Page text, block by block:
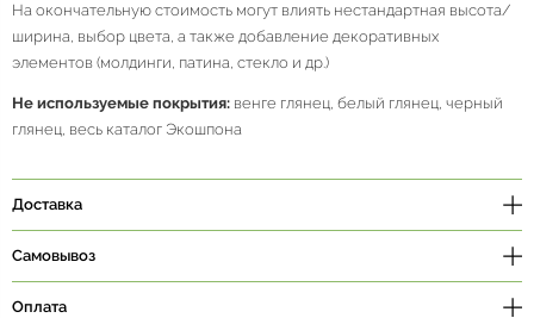
На окончательную стоимость могут влиять нестандартная высота/
ширина, выбор цвета, а также добавление декоративных
элементов (молдинги, патина, стекло и др.)
Не используемые покрытия: венге глянец, белый глянец, черный
глянец, весь каталог Экошпона
Доставка
Самовывоз
Оплата